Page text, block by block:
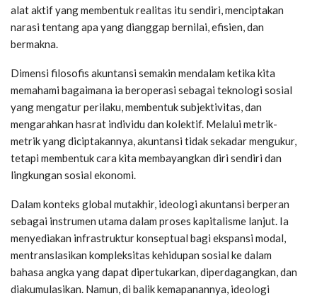
alat aktif yang membentuk realitas itu sendiri, menciptakan
narasi tentang apa yang dianggap bernilai, efisien, dan
bermakna.
Dimensi filosofis akuntansi semakin mendalam ketika kita
memahami bagaimana ia beroperasi sebagai teknologi sosial
yang mengatur perilaku, membentuk subjektivitas, dan
mengarahkan hasrat individu dan kolektif. Melalui metrik-
metrik yang diciptakannya, akuntansi tidak sekadar mengukur,
tetapi membentuk cara kita membayangkan diri sendiri dan
lingkungan sosial ekonomi.
Dalam konteks global mutakhir, ideologi akuntansi berperan
sebagai instrumen utama dalam proses kapitalisme lanjut. Ia
menyediakan infrastruktur konseptual bagi ekspansi modal,
mentranslasikan kompleksitas kehidupan sosial ke dalam
bahasa angka yang dapat dipertukarkan, diperdagangkan, dan
diakumulasikan. Namun, di balik kemapanannya, ideologi